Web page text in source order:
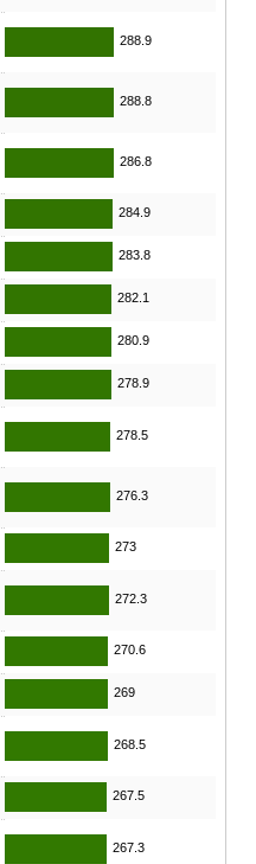
288.9
288.8
286.8
284.9
283.8
282.1
280.9
278.9
278.5
276.3
273
272.3
270.6
269
268.5
267.5
267.3